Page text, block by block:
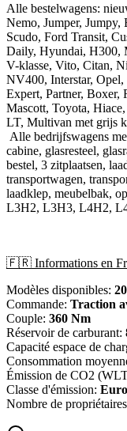
Alle bestelwagens:
Nemo, Jumper,
Scudo, Ford Transit,
Daily, Hyundai, H300,
V-klasse, Vito, Citan,
NV400, Interstar,
Expert, Partner, Boxer,
Mascott, Toyota,
LT, Multivan met grijs
Alle bedrijfswagens
cabine, glasresteel,
bestel, 3 zitplaatsen,
transportwagen,
laadklep, meubelbak,
L3H2, L3H3, L4H2,
🇫🇷 Informations en
Modèles disponibles:
Commande: Traction
Couple: 360 Nm
Réservoir de carburant:
Capacité espace de
Consommation
Émission de CO2
Classe d'émission:
Nombre de